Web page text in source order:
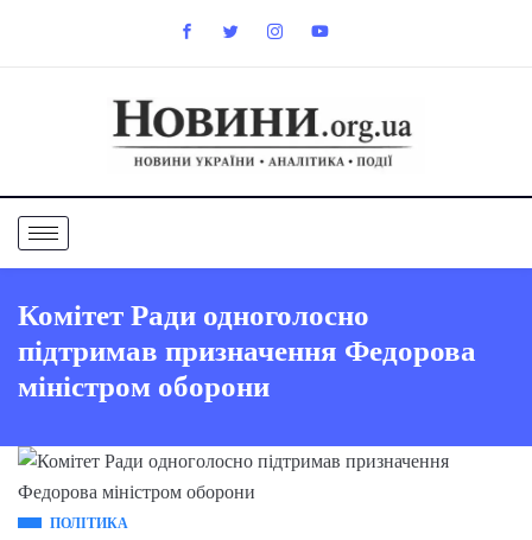
Комітет Ради одноголосно
підтримав призначення Федорова
міністром оборони
ПОЛІТИКА